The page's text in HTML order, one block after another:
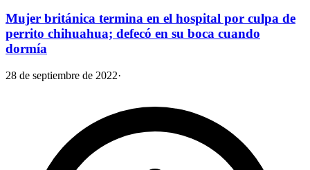
Mujer británica termina en el hospital por culpa de
perrito chihuahua; defecó en su boca cuando
dormía
28 de septiembre de 2022·